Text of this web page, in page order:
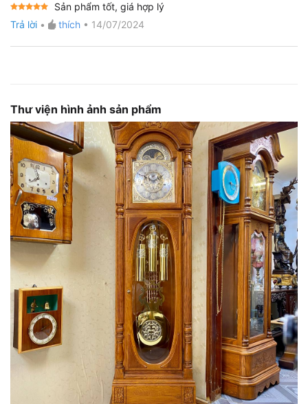
hạng55
Sản phẩm tốt, giá hợp lý
Trả lời • thích • 14/07/2024
Thư viện hình ảnh sản phẩm